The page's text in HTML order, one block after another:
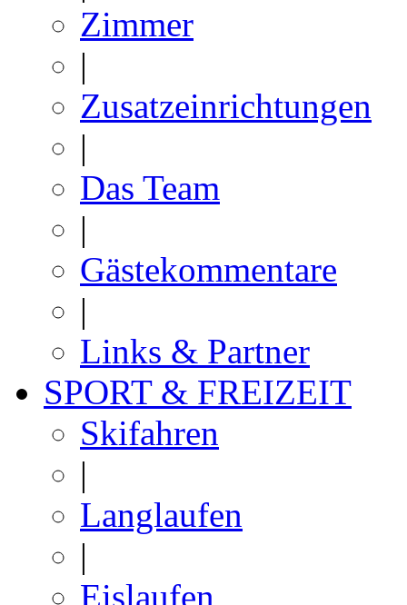
Zimmer
|
Zusatzeinrichtungen
|
Das Team
|
Gästekommentare
|
Links & Partner
SPORT & FREIZEIT
Skifahren
|
Langlaufen
|
Eislaufen